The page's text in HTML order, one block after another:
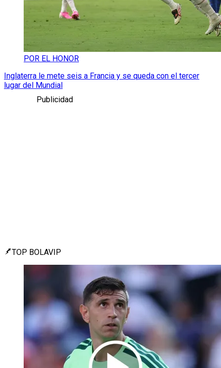
POR EL HONOR
Inglaterra le mete seis a Francia y se queda con el tercer
lugar del Mundial
Publicidad
TOP BOLAVIP